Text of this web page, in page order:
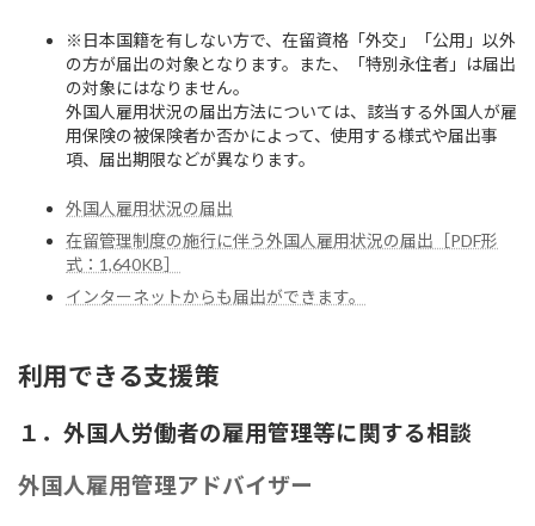
※日本国籍を有しない方で、在留資格「外交」「公用」以外
の方が届出の対象となります。また、「特別永住者」は届出
の対象にはなりません。
外国人雇用状況の届出方法については、該当する外国人が雇
用保険の被保険者か否かによって、使用する様式や届出事
項、届出期限などが異なります。
外国人雇用状況の届出
在留管理制度の施行に伴う外国人雇用状況の届出［PDF形
式：1,640KB］
インターネットからも届出ができます。
利用できる支援策
１．外国人労働者の雇用管理等に関する相談
外国人雇用管理アドバイザー